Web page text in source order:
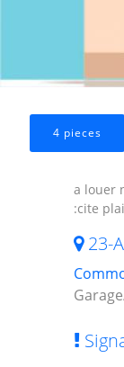
4 pieces
a louer
:cite
23-